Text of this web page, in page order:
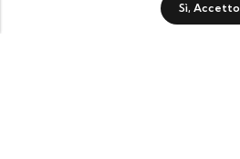
Sì, Accetto